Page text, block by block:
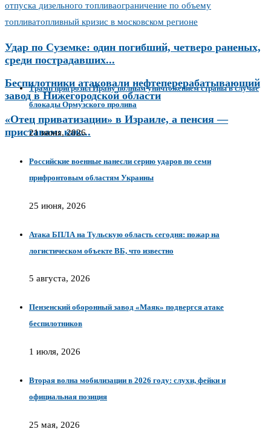
отпуска дизельного топливаограничение по объему
топливатопливный кризис в московском регионе
Удар по Суземке: один погибший, четверо раненых,
среди пострадавших...
Беспилотники атаковали нефтеперерабатывающий
завод в Нижегородской области
«Отец приватизации» в Израиле, а пенсия —
приставам: как...
Трамп пригрозил Ирану полным уничтожением страны в случае
блокады Ормузского пролива
21 июня, 2026
Российские военные нанесли серию ударов по семи
прифронтовым областям Украины
25 июня, 2026
Атака БПЛА на Тульскую область сегодня: пожар на
логистическом объекте ВБ, что известно
5 августа, 2026
Пензенский оборонный завод «Маяк» подвергся атаке
беспилотников
1 июля, 2026
Вторая волна мобилизации в 2026 году: слухи, фейки и
официальная позиция
25 мая, 2026